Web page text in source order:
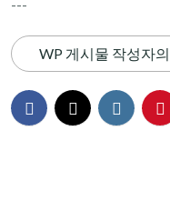
---
WP 게시물 작성자